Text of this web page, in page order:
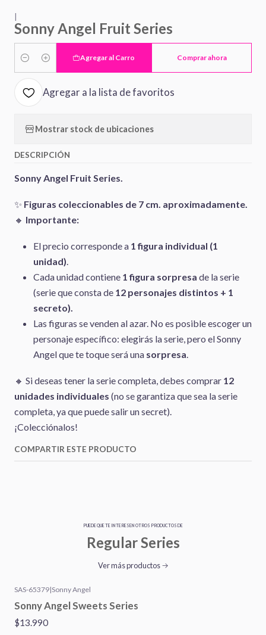
Sonny Angel Fruit Series
Cantidad
Agregar al Carro Comprar ahora
Agregar a la lista de favoritos
Mostrar stock de ubicaciones
DESCRIPCIÓN
Sonny Angel Fruit Series.
✨ Figuras coleccionables de 7 cm. aproximadamente.
🔸 Importante:
El precio corresponde a 1 figura individual (1
unidad).
Cada unidad contiene 1 figura sorpresa de la serie
(serie que consta de 12 personajes distintos + 1
secreto).
Las figuras se venden al azar. No es posible escoger un
personaje específico: elegirás la serie, pero el Sonny
Angel que te toque será una sorpresa.
🔸 Si deseas tener la serie completa, debes comprar 12
unidades individuales (no se garantiza que sea la serie
completa, ya que puede salir un secret).
¡Colecciónalos!
COMPARTIR ESTE PRODUCTO
PUEDE QUE TE INTERESEN OTROS PRODUCTOS DE
Regular Series
Ver más productos
SAS-65379|Sonny Angel
Sonny Angel Sweets Series
$13.990